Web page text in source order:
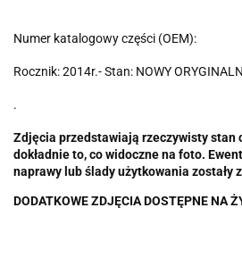
Numer katalogowy części (OEM):
Rocznik: 2014r.- Stan: NOWY
.
Zdjęcia przedstawiają rzeczywisty stan
dokładnie to, co widoczne na foto.
naprawy lub ślady użytkowania zostały
DODATKOWE ZDJĘCIA DOSTĘPNE NA